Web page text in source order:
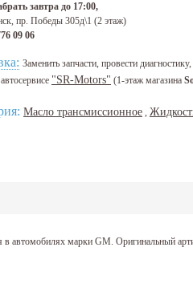
завтра до 17:00,
пр. Победы 305д\1 (2 этаж)
09 06
Заменить запчасти, провести
"SR-Motors" (1-этаж магазина
Масло трансмиссионное ,
в автомобилях марки GM. Оригинальный